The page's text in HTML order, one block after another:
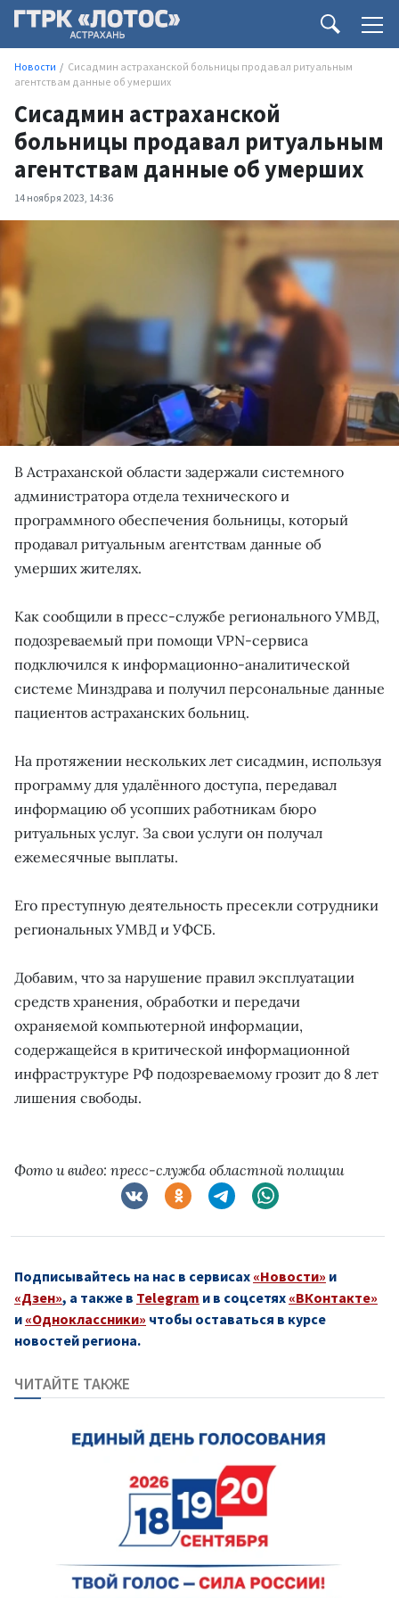
Новости
Сисадмин астраханской больницы продавал ритуальным
агентствам данные об умерших
Сисадмин астраханской
больницы продавал ритуальным
агентствам данные об умерших
14 ноября 2023, 14:36
В Астраханской области задержали системного
администратора отдела технического и
программного обеспечения больницы, который
продавал ритуальным агентствам данные об
умерших жителях.
Как сообщили в пресс-службе регионального УМВД,
подозреваемый при помощи VPN-сервиса
подключился к информационно-аналитической
системе Минздрава и получил персональные данные
пациентов астраханских больниц.
На протяжении нескольких лет сисадмин, используя
программу для удалённого доступа, передавал
информацию об усопших работникам бюро
ритуальных услуг. За свои услуги он получал
ежемесячные выплаты.
Его преступную деятельность пресекли сотрудники
региональных УМВД и УФСБ.
Добавим, что за нарушение правил эксплуатации
средств хранения, обработки и передачи
охраняемой компьютерной информации,
содержащейся в критической информационной
инфраструктуре РФ подозреваемому грозит до 8 лет
лишения свободы.
Фото и видео: пресс-служба областной полиции
Подписывайтесь на нас в сервисах «Новости» и
«Дзен», а также в Telegram и в соцсетях «ВКонтакте»
и «Одноклассники» чтобы оставаться в курсе
новостей региона.
ЧИТАЙТЕ ТАКЖЕ